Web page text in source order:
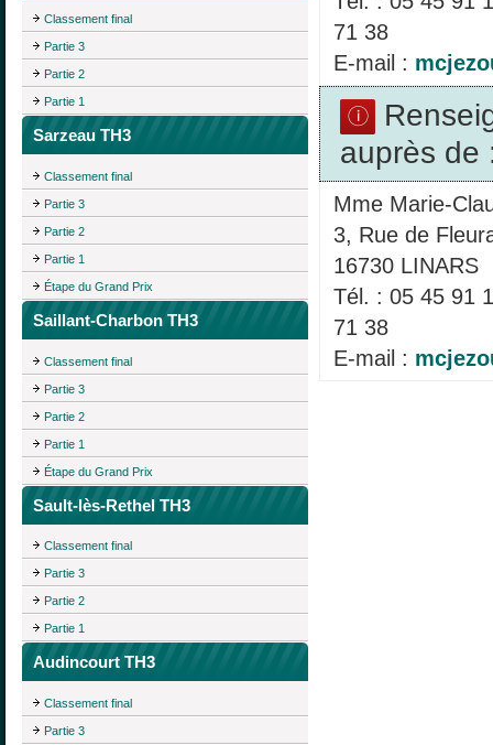
Classement final
Partie 3
Partie 2
Partie 1
Sarzeau TH3
Classement final
Partie 3
Partie 2
Partie 1
Étape du Grand Prix
Saillant-Charbon TH3
Classement final
Partie 3
Partie 2
Partie 1
Étape du Grand Prix
Sault-lès-Rethel TH3
Classement final
Partie 3
Partie 2
Partie 1
Audincourt TH3
Classement final
Partie 3
71 38
E-mail :
auprès de
Mme Marie-
3, Rue de
16730 LINARS
Tél. : 05 45 91
71 38
E-mail :